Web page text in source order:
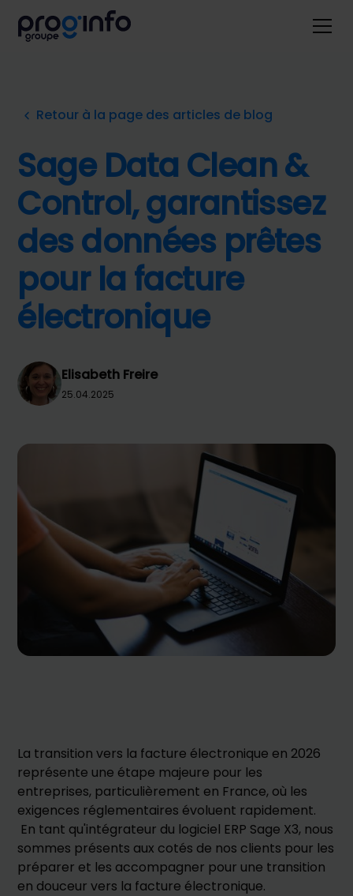
Retour à la page des articles de blog
Sage Data Clean &
Control, garantissez
des données prêtes
pour la facture
électronique
Elisabeth Freire
25.04.2025
La transition vers la facture électronique en 2026
représente une étape majeure pour les
entreprises, particulièrement en France, où les
exigences réglementaires évoluent rapidement.
En tant qu'intégrateur du logiciel ERP Sage X3, nous
sommes présents aux cotés de nos clients pour les
préparer et les accompagner pour une transition
en douceur vers la facture électronique.